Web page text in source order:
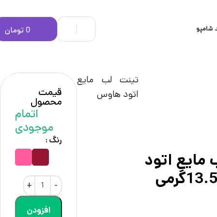
شامپو 0 تومان
مایع اتود
تینت لب مایع
اتود هاوس
قیمت
محصول
اتمام
موجودی
رنگ
افزودن